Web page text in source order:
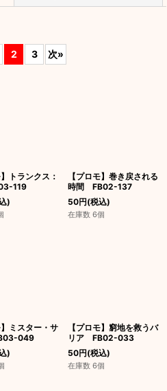
2 3 次»
】トランクス：
119
)
【プロモ】巻き戻される
時間 FB02-137
50円(税込)
在庫数 6個
】ミスター・サ
049
)
【プロモ】窮地を救うバ
リア FB02-033
50円(税込)
在庫数 6個